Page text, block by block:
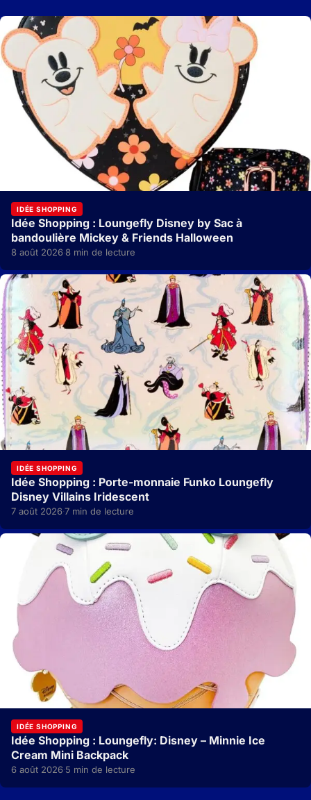
IDÉE SHOPPING
Idée Shopping : Loungefly Disney by Sac à
bandoulière Mickey & Friends Halloween
8 août 2026·8 min de lecture
IDÉE SHOPPING
Idée Shopping : Porte-monnaie Funko Loungefly
Disney Villains Iridescent
7 août 2026·7 min de lecture
IDÉE SHOPPING
Idée Shopping : Loungefly: Disney – Minnie Ice
Cream Mini Backpack
6 août 2026·5 min de lecture